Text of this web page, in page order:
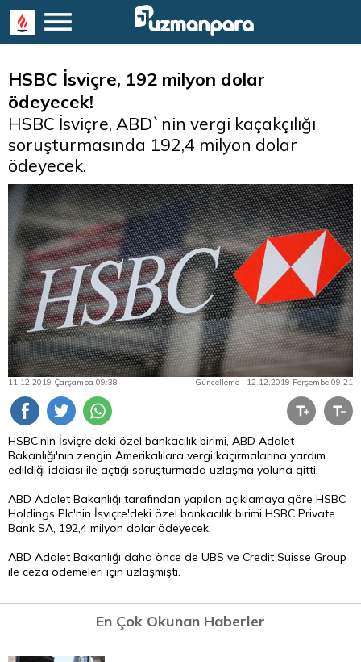
HSBC İsviçre, 192 milyon dolar
ödeyecek!
HSBC İsviçre, ABD`nin vergi kaçakçılığı
soruşturmasında 192,4 milyon dolar
ödeyecek.
11.12.2019 Çarşamba 09:38 Güncelleme : 12.12.2019 Perşembe 09:21
HSBC'nin İsviçre'deki özel bankacılık birimi, ABD Adalet
Bakanlığı'nın zengin Amerikalılara vergi kaçırmalarına yardım
edildiği iddiası ile açtığı soruşturmada uzlaşma yoluna gitti.
ABD Adalet Bakanlığı tarafından yapılan açıklamaya göre HSBC
Holdings Plc'nin İsviçre'deki özel bankacılık birimi HSBC Private
Bank SA, 192,4 milyon dolar ödeyecek.
ABD Adalet Bakanlığı daha önce de UBS ve Credit Suisse Group
ile ceza ödemeleri için uzlaşmıştı.
En Çok Okunan Haberler